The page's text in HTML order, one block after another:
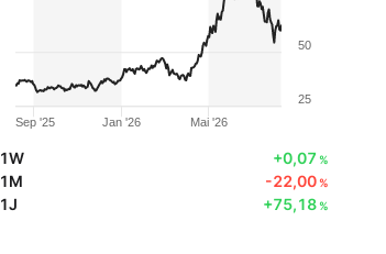
Jan '26
Sep '25 Mai '26
25
50
1W +0,07 %
1M -22,00%
1J +75,18%